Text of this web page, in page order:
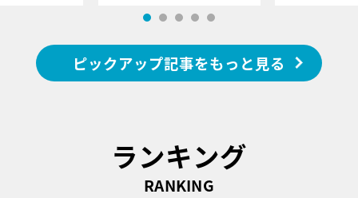
ピックアップ記事をもっと見る
ランキング
RANKING